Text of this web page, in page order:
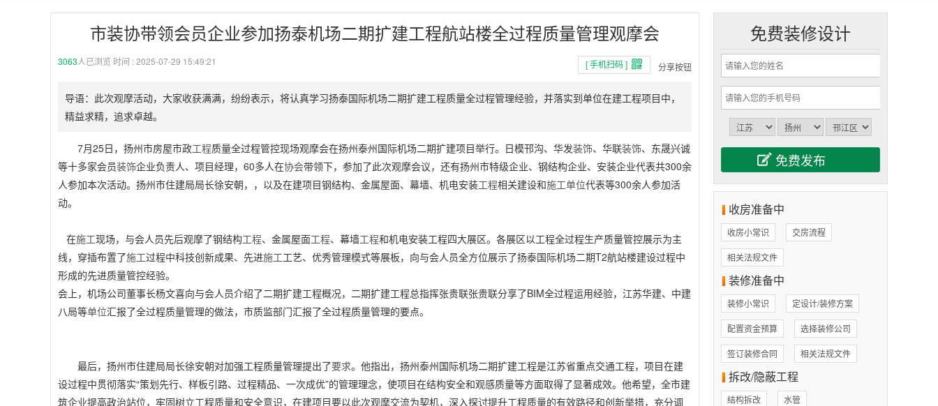
市装协带领会员企业参加扬泰机场二期扩建工程航站楼全过程质量管理观摩会
3063人已浏览 时间 :2025-07-29 15:49:21 [ 手机扫码 ] 分享按钮
导语：此次观摩活动，大家收获满满，纷纷表示，将认真学习扬泰国际机场二期扩建工程质量全过程管理经验，并落实到单位在建工程项目中，
精益求精，追求卓越。
7月25日，扬州市房屋市政工程质量全过程管控现场观摩会在扬州泰州国际机场二期扩建项目举行。日模邗沟、华发装饰、华联装饰、东晟兴诚
等十多家会员装饰企业负责人、项目经理，60多人在协会带领下，参加了此次观摩会议，还有扬州市特级企业、钢结构企业、安装企业代表共300余
人参加本次活动。扬州市住建局局长徐安朝，，以及在建项目钢结构、金属屋面、幕墙、机电安装工程相关建设和施工单位代表等300余人参加活
动。
在施工现场，与会人员先后观摩了钢结构工程、金属屋面工程、幕墙工程和机电安装工程四大展区。各展区以工程全过程生产质量管控展示为主
线，穿插布置了施工过程中科技创新成果、先进施工工艺、优秀管理模式等展板，向与会人员全方位展示了扬泰国际机场二期T2航站楼建设过程中
形成的先进质量管控经验。
会上，机场公司董事长杨文喜向与会人员介绍了二期扩建工程概况，二期扩建工程总指挥张贵联张贵联分享了BIM全过程运用经验，江苏华建、中建
八局等单位汇报了全过程质量管理的做法，市质监部门汇报了全过程质量管理的要点。
最后，扬州市住建局局长徐安朝对加强工程质量管理提出了要求。他指出，扬州泰州国际机场二期扩建工程是江苏省重点交通工程，项目在建
设过程中贯彻落实“策划先行、样板引路、过程精品、一次成优”的管理理念，使项目在结构安全和观感质量等方面取得了显著成效。他希望，全市建
筑企业提高政治站位，牢固树立工程质量和安全意识，在建项目要以此次观摩交流为契机，深入探讨提升工程质量的有效路径和创新举措，充分调
免费装修设计
收房准备中
收房小常识 交房流程
相关法规文件
装修准备中
装修小常识 定设计/装修方案
配置资金预算 选择装修公司
签订装修合同 相关法规文件
拆改/隐蔽工程
结构拆改 水管